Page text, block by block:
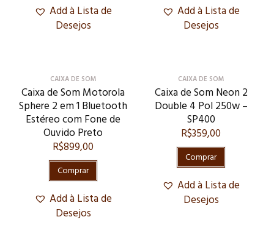
Add à Lista de
Desejos
Add à Lista de
Desejos
CAIXA DE SOM
Caixa de Som Motorola
Sphere 2 em 1 Bluetooth
Estéreo com Fone de
Ouvido Preto
R$899,00
Comprar
Add à Lista de
Desejos
CAIXA DE SOM
Caixa de Som Neon 2
Double 4 Pol 250w –
SP400
R$359,00
Comprar
Add à Lista de
Desejos